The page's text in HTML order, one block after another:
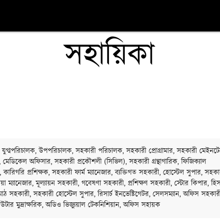
সহায়িকা
উপপরিচালক, সহকারী পরিচালক, সহকারী প্রোগ্রামার, সহকারী
মেডিকেল অফিসার, সহকারী প্রকৌশলী (সিভিল), সহকারী গ্রন্থাগারিক, ফিজিক্যাল
কারিগরি প্রশিক্ষক, সহকারী ফার্ম ম্যানেজার, ব্যক্তিগত সহকারী, হোস্টেল সুপার,
ম্যানেজার, মূল্যায়ন সহকারী, গবেষণা সহকারী, প্রশিক্ষণ সহকারী, স্টোর কিপার,
সহকারী, সহকারী হোস্টেল সুপার, রিসার্চ ইনভেষ্টিগেটর, সেলসম্যান, অফিস
মুদ্রাক্ষরিক, অডিও ভিজ্যুয়াল টেকনিশিয়ান, অফিস সহায়ক